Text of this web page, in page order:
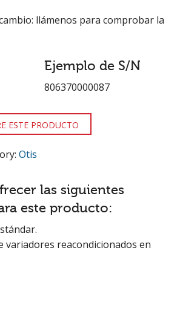
llámenos para comprobar la
Ejemplo de S/N
806370000087
ESTE PRODUCTO
Otis
las siguientes
este producto:
variadores reacondicionados en